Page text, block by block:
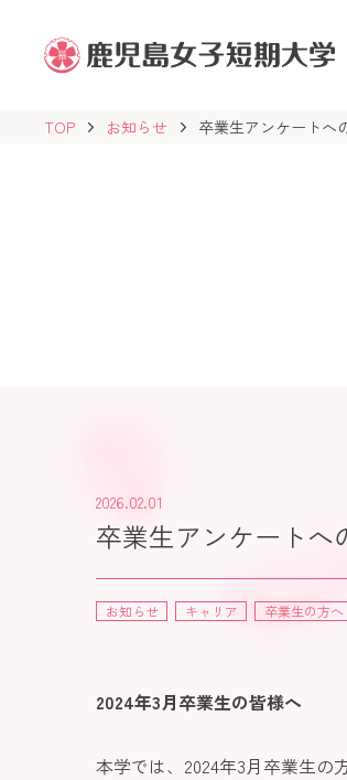
鹿
児
島
短
TOP お知らせ 卒業生アンケートへ
2026.02.01
卒業生アンケートへ
お知らせ キャリア 卒業生の方へ
2024年3月卒業生の皆様へ
本学では、2024年3月卒業生の